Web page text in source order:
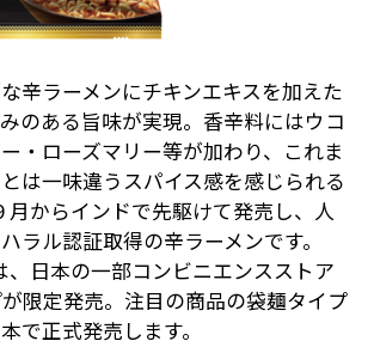
辛ラーメンにチキンエキスを加えた
のある旨味が実現。香辛料にはウコ
・ローズマリー等が加わり、これま
は一味違うスパイス感を感じられる
月からインドで先駆けて発売し、人
ラル認証取得の辛ラーメンです。
、日本の一部コンビニエンスストア
限定発売。注目の商品の袋麺タイプ
で正式発売します。